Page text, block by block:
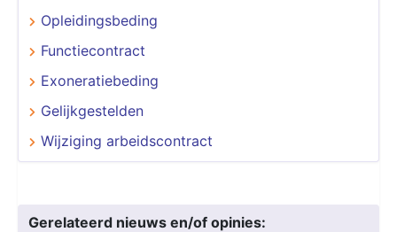
Opleidingsbeding
Functiecontract
Exoneratiebeding
Gelijkgestelden
Wijziging arbeidscontract
Gerelateerd nieuws en/of opinies: